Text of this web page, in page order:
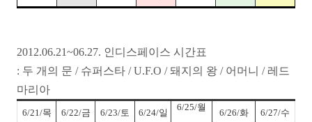
2012.06.21~06.27. 인디스페이스 시간표
: 두 개의 문 / 슈퍼스타 / U.F.O / 돼지의 왕 / 어머니 / 레드
마리아
6/21/목 6/22/금 6/23/토 6/24/일
6/25/월
6/26/화 6/27/수